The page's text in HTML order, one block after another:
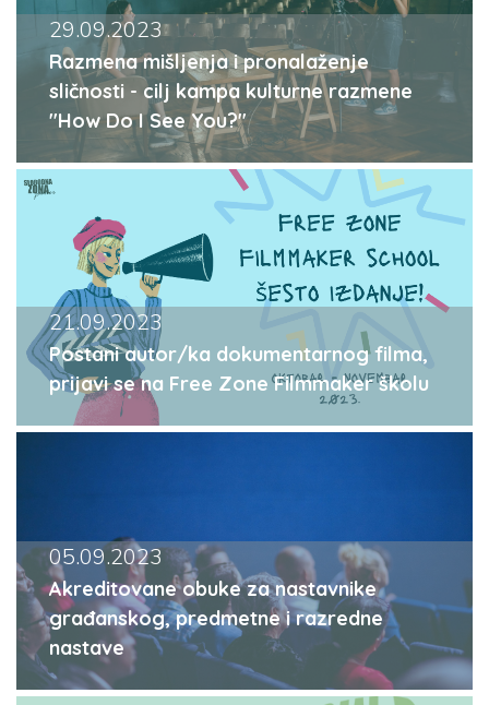
29.09.2023
Razmena mišljenja i pronalaženje
sličnosti - cilj kampa kulturne razmene
"How Do I See You?"
21.09.2023
Postani autor/ka dokumentarnog filma,
prijavi se na Free Zone Filmmaker školu
05.09.2023
Akreditovane obuke za nastavnike
građanskog, predmetne i razredne
nastave